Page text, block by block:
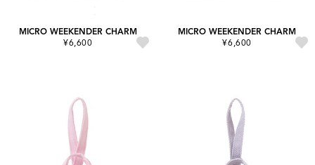
MICRO WEEKENDER CHARM
¥6,600
MICRO WEEKENDER CHARM
¥6,600